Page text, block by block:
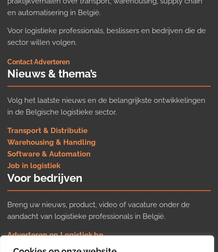
en automatisering in België.
Voor logistieke professionals, beslissers en bedrijven die de
sector willen volgen.
Contact·Adverteren
Nieuws & thema’s
Volg het laatste nieuws en de belangrijkste ontwikkelingen
in de Belgische logistieke sector.
Transport & Distributie
Warehousing & Handling
Software & Automation
Job in logistiek
Voor bedrijven
Breng uw nieuws, product, video of vacature onder de
aandacht van logistieke professionals in België.
Adverteren op Logistiek.be
Nieuws insturen